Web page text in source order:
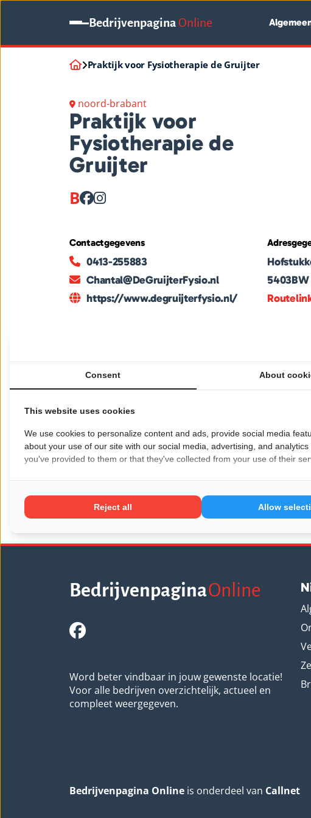
BedrijvenpaginaOnline
Praktijk voor Fysiotherapie de Gruijter
noord-brabant
Praktijk voor
Fysiotherapie de
Gruijter
B
Contactgegevens
0413-255883
Chantal@DeGruijterFysio.nl
https://www.degruijterfysio.nl/
5403BW
Praktijk voor Fysiotherapie de Gruijter biedt
herstel, preventie en verbetering van de fysieke
therapeuten en een persoonlijke aanpak zorgt de
aansluiten bij de behoeften van iedere cliënt.
revalidatie, bij de Gruijter staat de patiënt altijd
technieken en zorgt voor een veilige en
Wil je dat jouw bedrijf hier ook staat?Meld je aan!
Pagina delen op:
BedrijvenpaginaOnline
Word beter vindbaar in jouw gewenste locatie!
Voor alle bedrijven overzichtelijk, actueel en
compleet weergegeven.
Bedrijvenpagina Online is onderdeel van Callnet
Consent About
This website uses cookies
We use cookies to personalize content and ads, provide social media
about your use of our site with our social media, advertising, and
you've provided to them or that they've collected from your use of their
Reject all Allow